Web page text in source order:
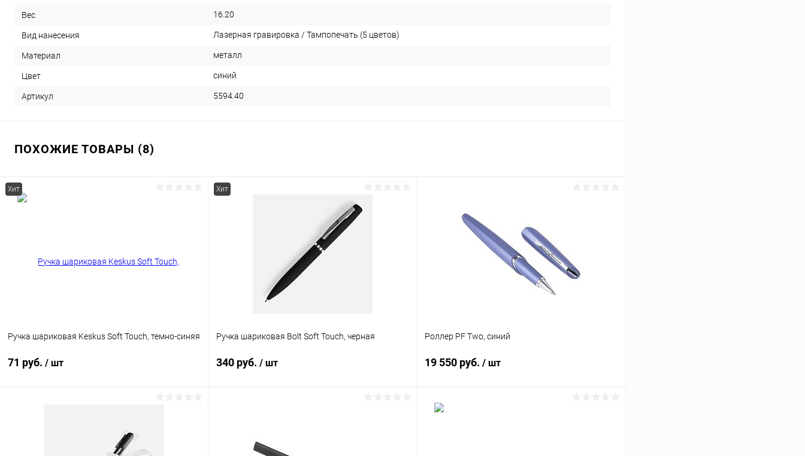
Вес 16.20
Вид нанесения Лазерная гравировка / Тампопечать (5 цветов)
Материал металл
Цвет синий
Артикул 5594.40
ПОХОЖИЕ ТОВАРЫ (8)
Хит
Ручка шариковая Keskus Soft Touch, темно-синяя
71 руб. / шт
К сравнению
Хит
Ручка шариковая Bolt Soft Touch, черная
340 руб. / шт
Купить в 1 клик
Роллер PF Two, синий
19 550 руб. / шт